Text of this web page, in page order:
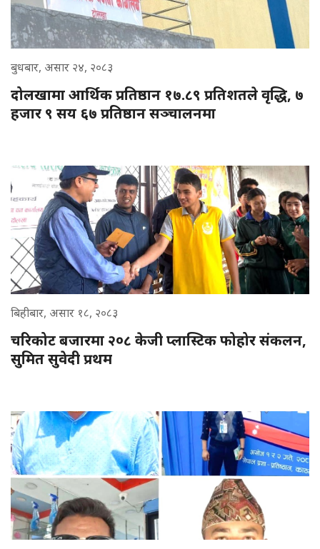
बुधबार, असार २४, २०८३
दोलखामा आर्थिक प्रतिष्ठान १७.८९ प्रतिशतले वृद्धि, ७
हजार ९ सय ६७ प्रतिष्ठान सञ्चालनमा
बिहीबार, असार १८, २०८३
चरिकोट बजारमा २०८ केजी प्लास्टिक फोहोर संकलन,
सुमित सुवेदी प्रथम